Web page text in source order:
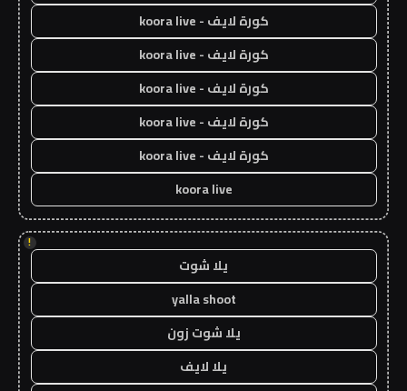
كورة لايف - koora live
كورة لايف - koora live
كورة لايف - koora live
كورة لايف - koora live
كورة لايف - koora live
koora live
!
يلا شوت
yalla shoot
يلا شوت زون
يلا لايف